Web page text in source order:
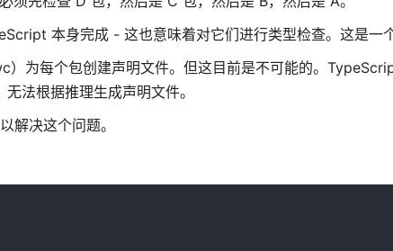
本身完成 - 这也意味着对它们进行类型检查。这是一
为每个包创建声明文件。但这目前是不可能的。
法根据推理生成声明文件。
解决这个问题。